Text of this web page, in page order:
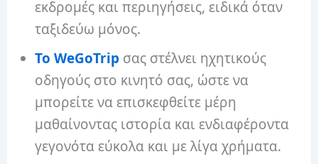
εκδρομές και περιηγήσεις, ειδικά όταν
ταξιδεύω μόνος.
Το WeGoTrip σας στέλνει ηχητικούς
οδηγούς στο κινητό σας, ώστε να
μπορείτε να επισκεφθείτε μέρη
μαθαίνοντας ιστορία και ενδιαφέροντα
γεγονότα εύκολα και με λίγα χρήματα.